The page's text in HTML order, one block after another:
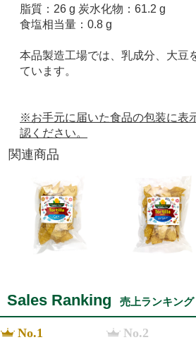
脂質：26 g 炭水化物：61.2 g
食塩相当量：0.8 g
本品製造工場では、乳成分、大豆
ています。
※お手元に届いた食品の包装に表
認ください。
関連商品
Sales Ranking 売上ランキング
No.1 No.2